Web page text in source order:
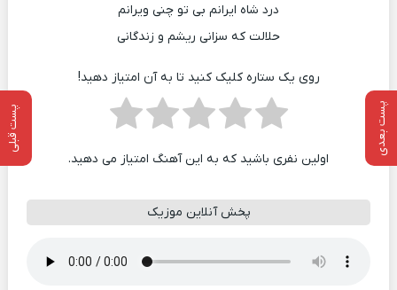
پست بعدی پست قبلی
درد شاه ایرانم بی تو چنی ویرانم
حلالت که سزانی ریشم و زندگانی
روی یک ستاره کلیک کنید تا به آن امتیاز دهید!
اولین نفری باشید که به این آهنگ امتیاز می دهید.
پخش آنلاین موزیک